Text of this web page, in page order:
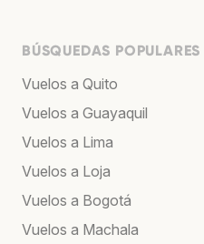
BÚSQUEDAS POPULARES
Vuelos a Quito
Vuelos a Guayaquil
Vuelos a Lima
Vuelos a Loja
Vuelos a Bogotá
Vuelos a Machala